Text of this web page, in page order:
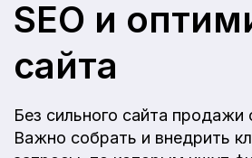
SEO и
сайта
Без сильного сайта продажи
Важно собрать и внедрить